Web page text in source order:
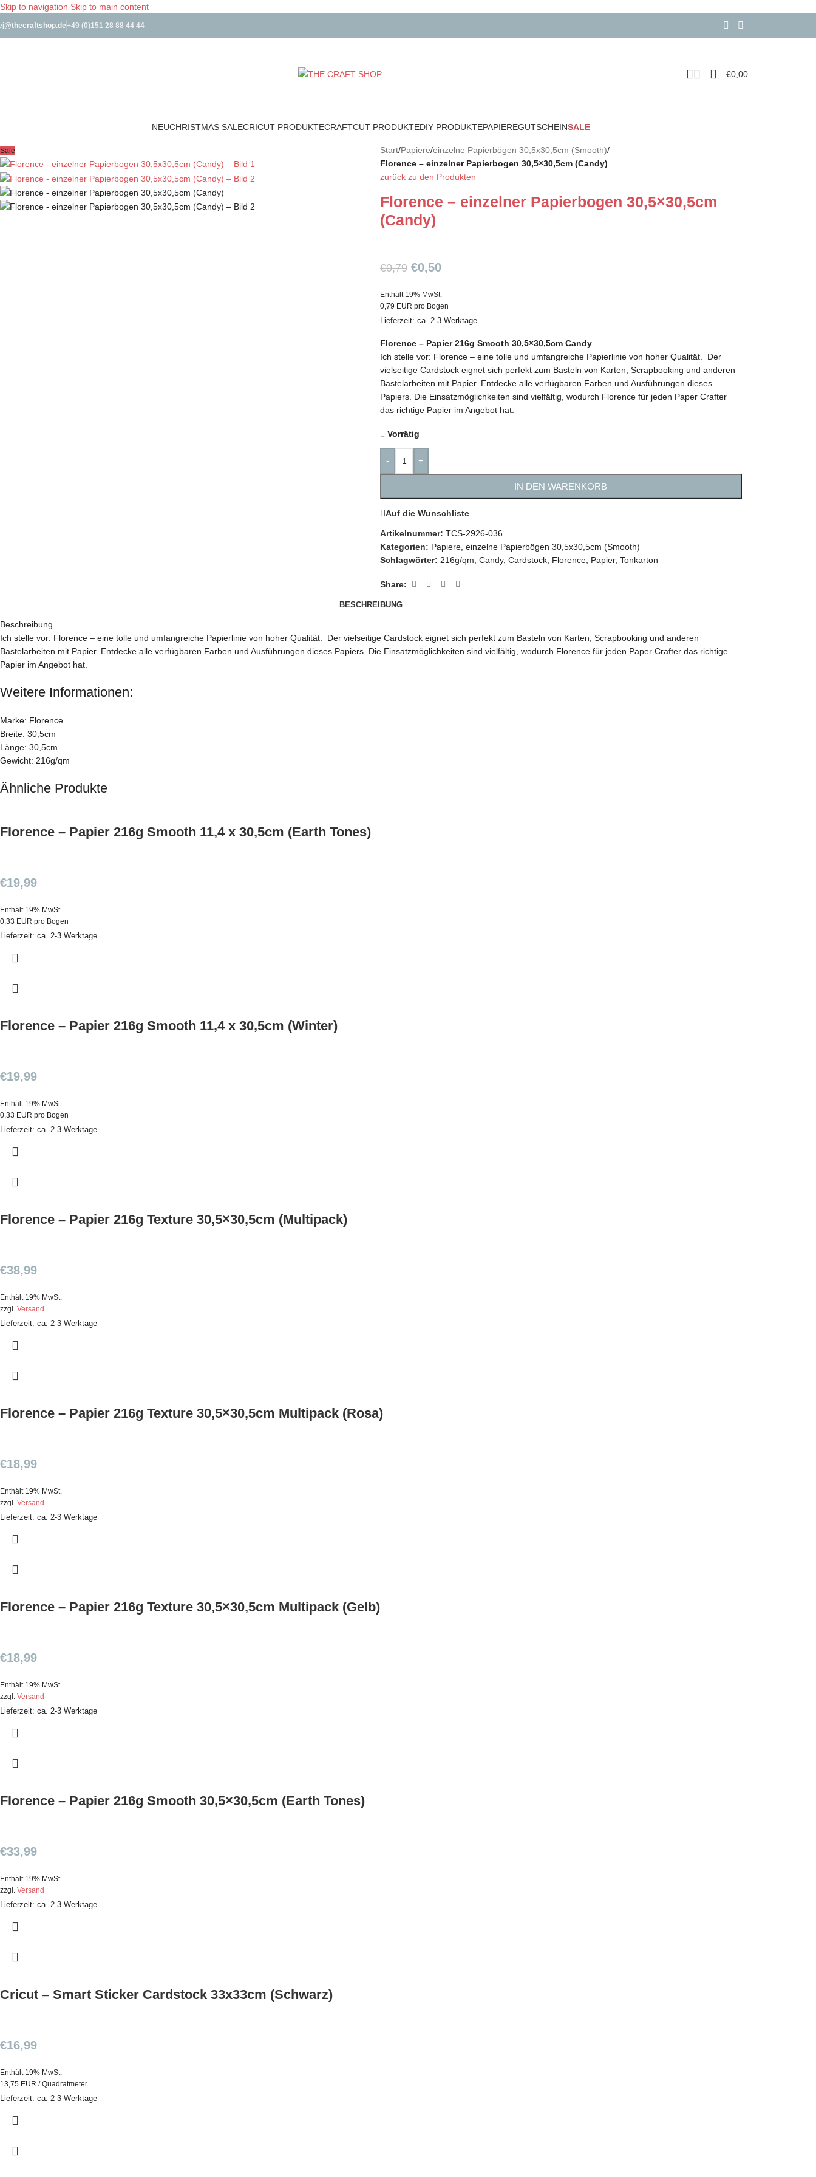
Skip to navigation Skip to main content
+49 (0)151 28 88 44 44
€0,00
NEUCHRISTMAS SALECRICUT PRODUKTECRAFTCUT PRODUKTEDIY PRODUKTEPAPIEREGUTSCHEINSALE
Sale Start/Papiere/einzelne Papierbögen 30,5x30,5cm (Smooth)/
Florence – einzelner Papierbogen 30,5×30,5cm (Candy)
zurück zu den Produkten
Florence – einzelner Papierbogen 30,5×30,5cm
(Candy)
€0,79 €0,50
Enthält 19% MwSt.
0,79 EUR pro Bogen
Lieferzeit: ca. 2-3 Werktage
Florence – Papier 216g Smooth 30,5×30,5cm Candy
Ich stelle vor: Florence – eine tolle und umfangreiche Papierlinie von hoher Qualität. Der
vielseitige Cardstock eignet sich perfekt zum Basteln von Karten, Scrapbooking und anderen
Bastelarbeiten mit Papier. Entdecke alle verfügbaren Farben und Ausführungen dieses
Papiers. Die Einsatzmöglichkeiten sind vielfältig, wodurch Florence für jeden Paper Crafter
das richtige Papier im Angebot hat.
Vorrätig
- +
IN DEN WARENKORB
Auf die Wunschliste
Artikelnummer: TCS-2926-036
Kategorien: Papiere, einzelne Papierbögen 30,5x30,5cm (Smooth)
Schlagwörter: 216g/qm Candy, Cardstock, Florence, Papier, Tonkarton
Share:
BESCHREIBUNG
Beschreibung
Ich stelle vor: Florence – eine tolle und umfangreiche Papierlinie von hoher Qualität. Der vielseitige Cardstock eignet sich perfekt zum Basteln von Karten, Scrapbooking und anderen
Bastelarbeiten mit Papier. Entdecke alle verfügbaren Farben und Ausführungen dieses Papiers. Die Einsatzmöglichkeiten sind vielfältig, wodurch Florence für jeden Paper Crafter das richtige
Papier im Angebot hat.
Weitere Informationen:
Marke: Florence
Breite: 30,5cm
Länge: 30,5cm
Gewicht: 216g/qm
Ähnliche Produkte
Florence – Papier 216g Smooth 11,4 x 30,5cm (Earth Tones)
€19,99
Enthält 19% MwSt.
0,33 EUR pro Bogen
Lieferzeit: ca. 2-3 Werktage
Florence – Papier 216g Smooth 11,4 x 30,5cm (Winter)
€19,99
Enthält 19% MwSt.
0,33 EUR pro Bogen
Lieferzeit: ca. 2-3 Werktage
Florence – Papier 216g Texture 30,5×30,5cm (Multipack)
€38,99
Enthält 19% MwSt.
zzgl. Versand
Lieferzeit: ca. 2-3 Werktage
Florence – Papier 216g Texture 30,5×30,5cm Multipack (Rosa)
€18,99
Enthält 19% MwSt.
zzgl. Versand
Lieferzeit: ca. 2-3 Werktage
Florence – Papier 216g Texture 30,5×30,5cm Multipack (Gelb)
€18,99
Enthält 19% MwSt.
zzgl. Versand
Lieferzeit: ca. 2-3 Werktage
Florence – Papier 216g Smooth 30,5×30,5cm (Earth Tones)
€33,99
Enthält 19% MwSt.
zzgl. Versand
Lieferzeit: ca. 2-3 Werktage
Cricut – Smart Sticker Cardstock 33x33cm (Schwarz)
€16,99
Enthält 19% MwSt.
13,75 EUR / Quadratmeter
Lieferzeit: ca. 2-3 Werktage